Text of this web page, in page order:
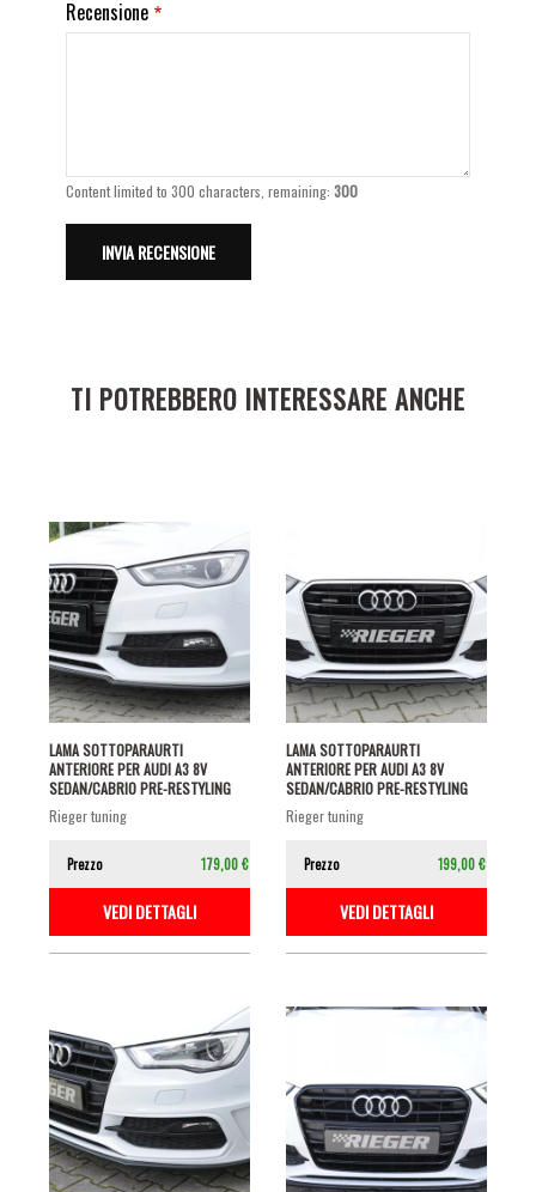
Recensione
Content limited to 300 characters, remaining:300
TI POTREBBERO INTERESSARE ANCHE
LAMA SOTTOPARAURTI
ANTERIORE PER AUDI A3 8V
SEDAN/CABRIO PRE-RESTYLING
CON S-LINE NERO...
rieger tuning
Prezzo 179,00 €
VEDI DETTAGLI
LAMA SOTTOPARAURTI
ANTERIORE PER AUDI A3 8V
SEDAN/CABRIO PRE-RESTYLING
CON S-LINE NERO...
rieger tuning
Prezzo 199,00 €
VEDI DETTAGLI